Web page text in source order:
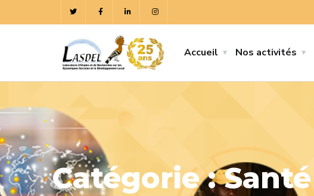
Accueil Nos activités
Catégorie :Santé